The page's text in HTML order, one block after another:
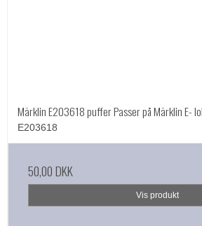
Märklin E203618 puffer Passer på Märklin E-
E203618
50,00 DKK
Vis produkt